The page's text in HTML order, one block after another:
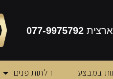
077-9975792
במבצע דלתות פנים